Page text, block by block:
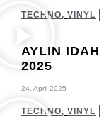
TECHNO, VINYL
AYLIN
2025
24. April 2025
TECHNO, VINYL